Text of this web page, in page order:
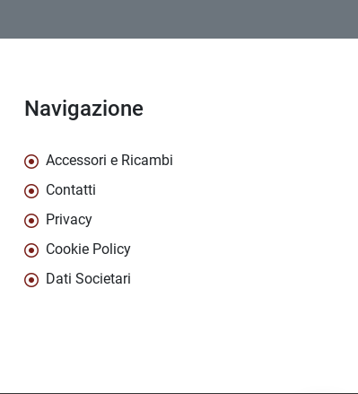
Navigazione
Accessori e Ricambi
Contatti
Privacy
Cookie Policy
Dati Societari